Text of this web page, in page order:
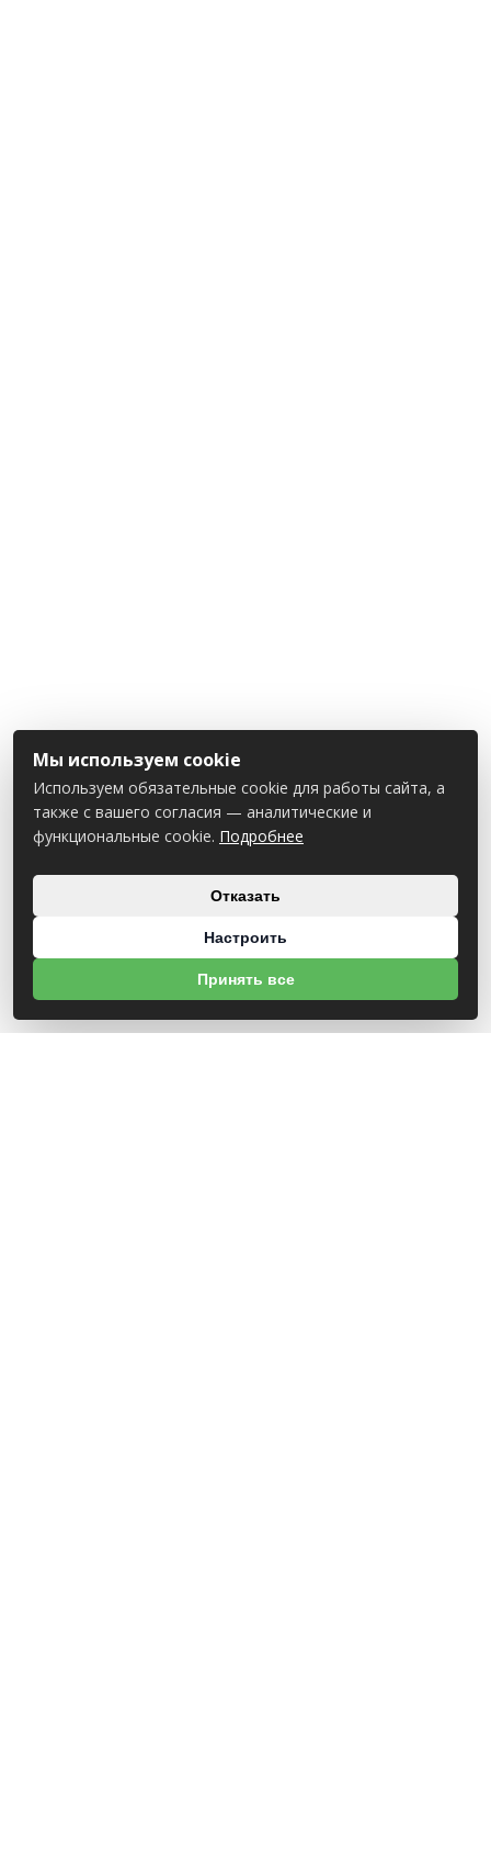
Мы используем cookie
Используем обязательные cookie для работы сайта, а
также с вашего согласия — аналитические и
функциональные cookie. Подробнее
Отказать
Настроить
Принять все